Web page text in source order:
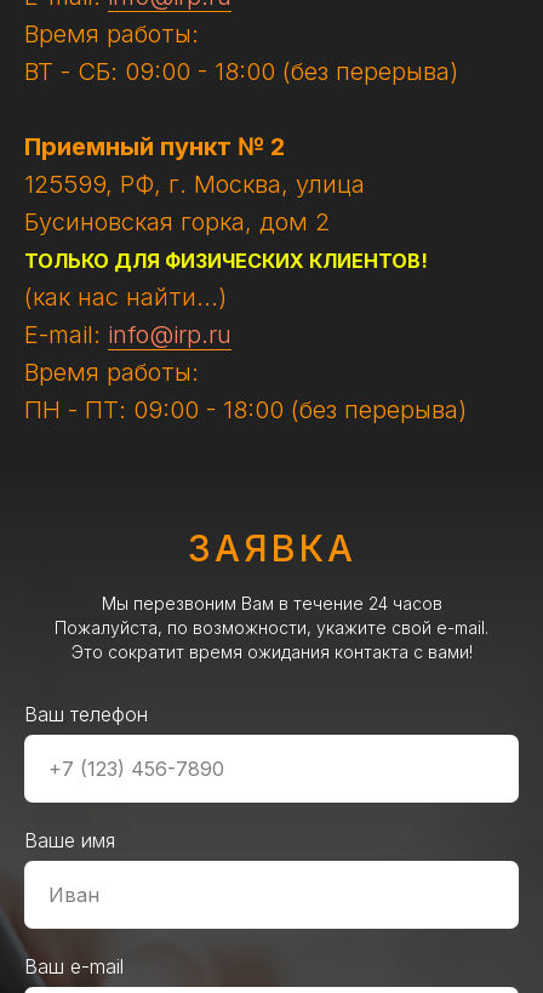
Время работы:
ВТ - СБ: 09:00 - 18:00 (без перерыва)
Приемный пункт № 2
125599, РФ, г. Москва, улица
Бусиновская горка, дом 2
ТОЛЬКО ДЛЯ ФИЗИЧЕСКИХ КЛИЕНТОВ!
(как нас найти...)
E-mail: info@irp.ru
Время работы:
ПН - ПТ: 09:00 - 18:00 (без перерыва)
ЗАЯВКА
Мы перезвоним Вам в течение 24 часов
Пожалуйста, по возможности, укажите свой e-mail.
Это сократит время ожидания контакта с вами!
Ваш телефон
Ваше имя
Ваш e-mail